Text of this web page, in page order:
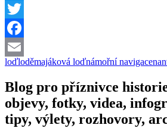
Twitter
Facebook
Email
loďloděmajáková loďnámořní navigace
Blog pro příznivce
objevy, fotky, videa,
tipy, výlety, rozhovory,